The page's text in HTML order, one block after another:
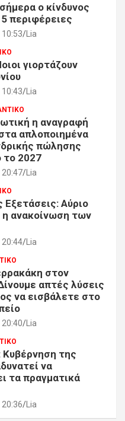
ο κίνδυνος
περιφέρειες
10:53 Lia
γιορτάζουν
10:43 Lia
η αναγραφή
απλοποιημένα
πώλησης
το 2027
20:47 Lia
Εξετάσεις: Αύριο
η ανακοίνωση των
20:44 Lia
στον
απτές λύσεις
να εισβάλετε στο
20:40 Lia
της
να
τα πραγματικά
20:36 Lia